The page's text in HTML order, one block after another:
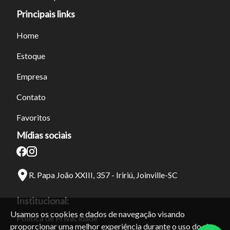
Usamos os cookies e dados de navegação visando
proporcionar uma melhor experiência durante o uso do site.
Principais links
Home
Estoque
Empresa
Contato
Favoritos
Mídias sociais
R. Papa João XXIII, 357 - Iririú, Joinville-SC
Institucional:
Política de Privacidade